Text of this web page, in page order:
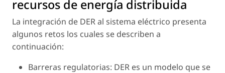
recursos de energía distribuida
La integración de DER al sistema eléctrico presenta
algunos retos los cuales se describen a
continuación:
Barreras regulatorias: DER es un modelo que se